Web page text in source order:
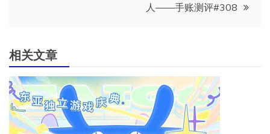
人——手账测评#308
相关文章